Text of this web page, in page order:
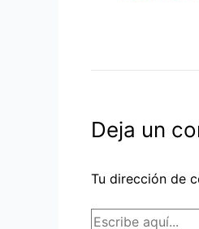
Deja un
Tu dirección de
Escribe